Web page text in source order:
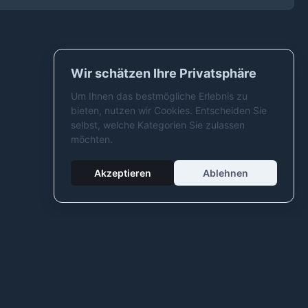
Wir schätzen Ihre Privatsphäre
Um Ihnen das bestmögliche Erlebnis zu
bieten, nutzen wir Cookies. Entscheiden Sie
selbst, welche Kategorien Sie zulassen
möchten.
Akzeptieren Ablehnen